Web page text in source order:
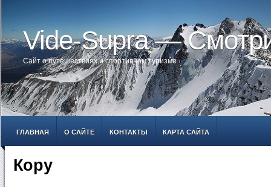
Vide-Supra —
Сайт о путешествиях и спортивном туризме
ГЛАВНАЯ О САЙТЕ КОНТАКТЫ КАРТА САЙТА
Кору